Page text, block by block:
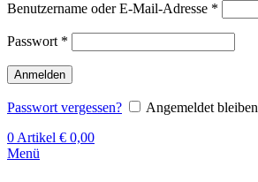
Benutzername oder E-Mail-Adresse *
Passwort *
Anmelden
Passwort vergessen?
Angemeldet bleiben
0 Artikel € 0,00
Menü